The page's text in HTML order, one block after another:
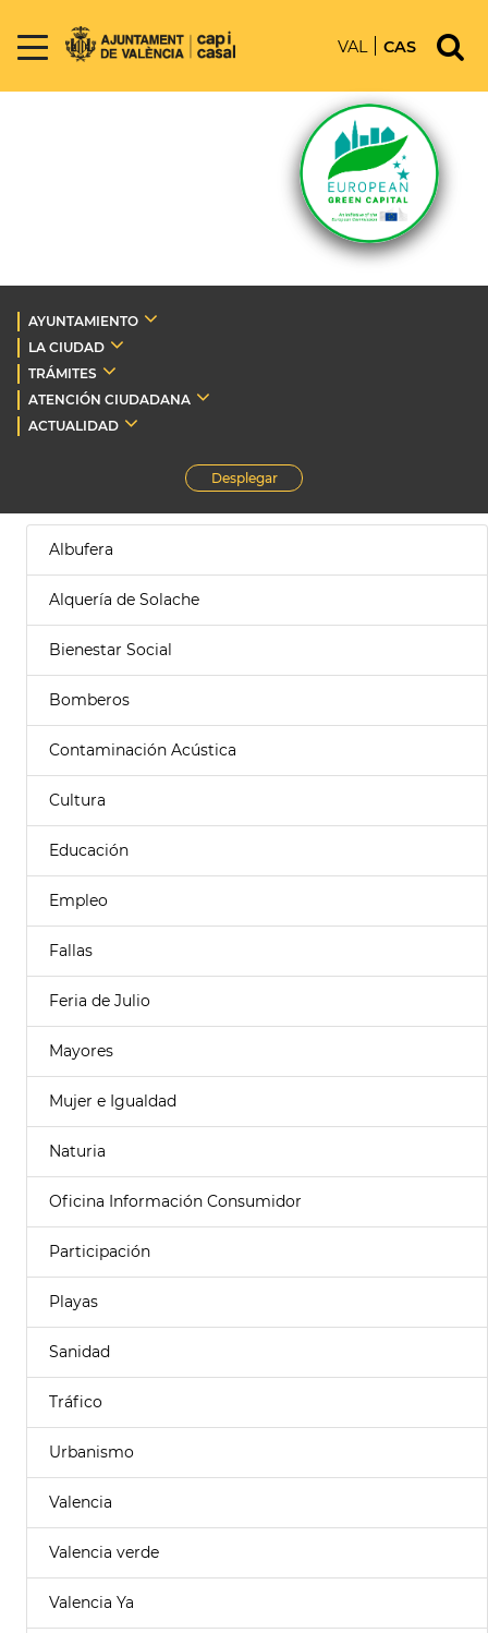
VAL CAS
AYUNTAMIENTO
LA CIUDAD
TRÁMITES
ATENCIÓN CIUDADANA
ACTUALIDAD
Desplegar
Albufera
Alquería de Solache
Bienestar Social
Bomberos
Contaminación Acústica
Cultura
Educación
Empleo
Fallas
Feria de Julio
Mayores
Mujer e Igualdad
Naturia
Oficina Información Consumidor
Participación
Playas
Sanidad
Tráfico
Urbanismo
Valencia
Valencia verde
Valencia Ya